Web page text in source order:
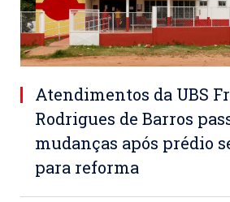
Atendimentos da UBS
Rodrigues de Barros
mudanças após prédio
para reforma